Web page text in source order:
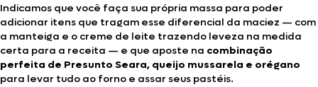
Indicamos que você faça sua própria massa para poder
adicionar itens que tragam esse diferencial da maciez — com
a manteiga e o creme de leite trazendo leveza na medida
certa para a receita — e que aposte na combinação
perfeita de Presunto Seara, queijo mussarela e orégano
para levar tudo ao forno e assar seus pastéis.